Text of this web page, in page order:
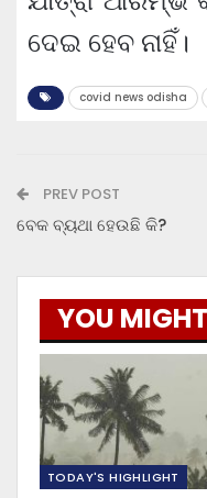
ଦେଇ ହେବ ନାହିଁ।
covid news odisha
PREV POST
ବେକ ବ୍ୟଥା ହେଉଛି କି?
YOU
TODAY'S HIGHLIGHT